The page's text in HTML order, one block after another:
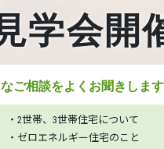
学会開
ご相談をよくお聞きします
・2世帯、3世帯住宅について
・ゼロエネルギー住宅のこと